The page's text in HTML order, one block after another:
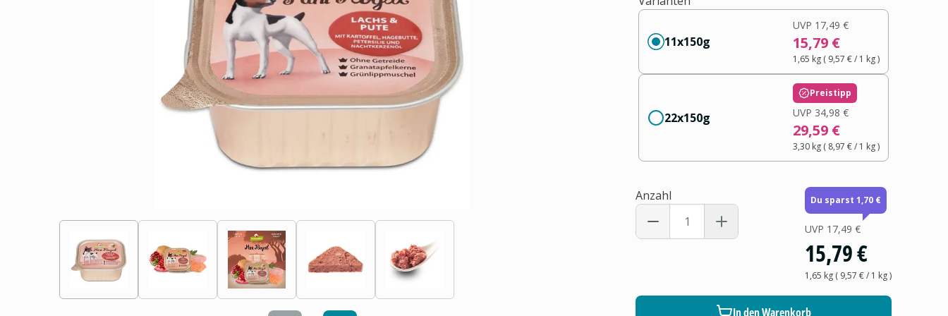
11x150g
UVP 17,49 €
15,79 €
1,65 kg( 9,57 €/ 1 kg)
22x150g
Preistipp
UVP 34,98 €
29,59 €
3,30 kg( 8,97 €/ 1 kg)
Anzahl Du sparst 1,70 €
UVP 17,49 €
15,79 €
1,65 kg( 9,57 €/ 1 kg)
In den Warenkorb